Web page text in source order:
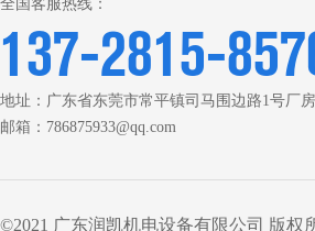
全国客服热线：
137-2815-
地址：广东省东莞市常平镇司马围边路1号厂
邮箱：786875933@qq.com
©2021 广东润凯机电设备有限公司 版权